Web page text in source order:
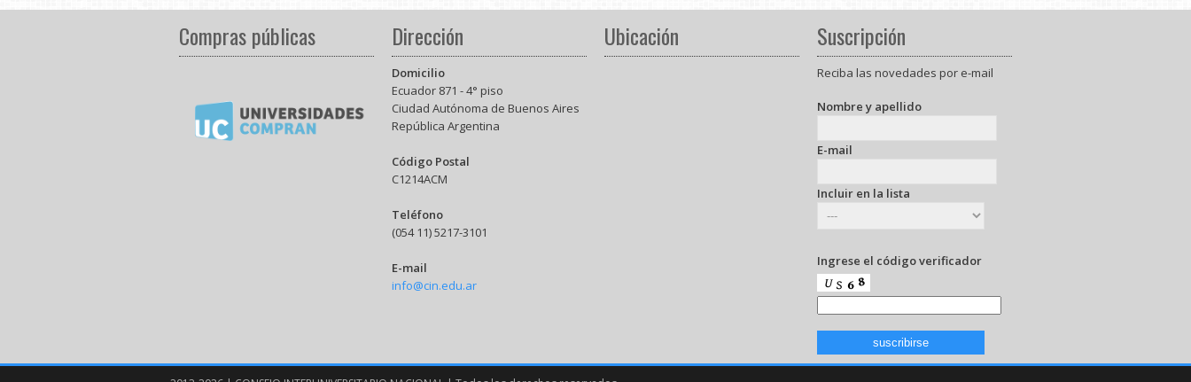
Compras públicas Dirección
Domicilio
Ecuador 871 - 4° piso
Ciudad Autónoma de Buenos Aires
República Argentina
Código Postal
C1214ACM
Teléfono
(054 11) 5217-3101
E-mail
info@cin.edu.ar
Ubicación Suscripción
Reciba las novedades por e-mail
Nombre y apellido
E-mail
Incluir en la lista
Ingrese el código verificador